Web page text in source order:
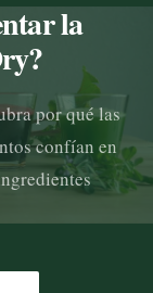
la
por qué las
confían en